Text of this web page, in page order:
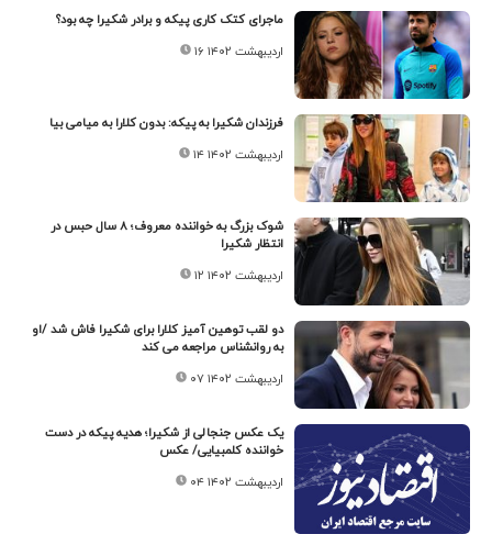
ماجرای کتک کاری پیکه و برادر شکیرا چه بود؟
۱۶ اردیبهشت ۱۴۰۲
فرزندان شکیرا به پیکه: بدون کلارا به میامی بیا
۱۴ اردیبهشت ۱۴۰۲
شوک بزرگ به خواننده معروف؛ ۸ سال حبس در
انتظار شکیرا
۱۲ اردیبهشت ۱۴۰۲
دو لقب توهین آمیز کلارا برای شکیرا فاش شد /او
به روانشناس مراجعه می کند
۰۷ اردیبهشت ۱۴۰۲
یک عکس جنجالی از شکیرا؛ هدیه پیکه در دست
خواننده کلمبیایی/ عکس
۰۴ اردیبهشت ۱۴۰۲